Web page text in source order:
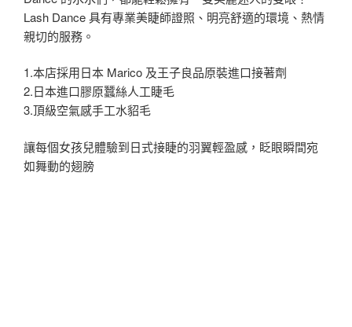
Lash Dance 具有專業美睫師證照、明亮舒適的環境、熱情
親切的服務。
1.本店採用日本 Marico 及王子良品原裝進口接著劑
2.日本進口膠原蠶絲人工睫毛
3.頂級空氣感手工水貂毛
讓每個女孩兒體驗到日式接睫的羽翼輕盈感，眨眼瞬間宛
如舞動的翅膀